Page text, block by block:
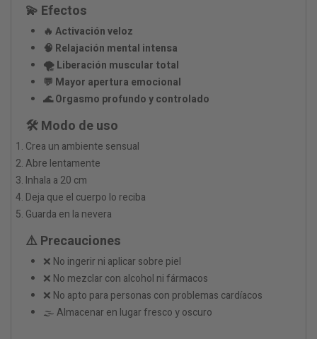
💫 Efectos
🔥 Activación veloz
🧠 Relajación mental intensa
🌪 Liberación muscular total
💬 Mayor apertura emocional
🌊 Orgasmo profundo y controlado
🛠 Modo de uso
Crea un ambiente sensual
Abre lentamente
Inhala a 20 cm
Deja que el cuerpo lo reciba
Guarda en la nevera
⚠️ Precauciones
❌ No ingerir ni aplicar sobre piel
❌ No mezclar con alcohol ni fármacos
❌ No apto para personas con problemas cardíacos
🌫 Almacenar en lugar fresco y oscuro